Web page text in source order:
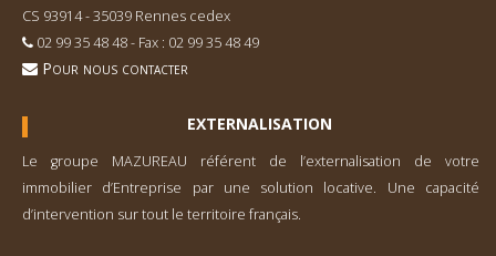
CS 93914 - 35039 Rennes cedex
02 99 35 48 48 - Fax : 02 99 35 48 49
Pour nous contacter
EXTERNALISATION
Le groupe MAZUREAU référent de l’externa­lisation de votre
immobilier d’Entreprise par une solution locative. Une capacité
d’inter­vention sur tout le territoire français.